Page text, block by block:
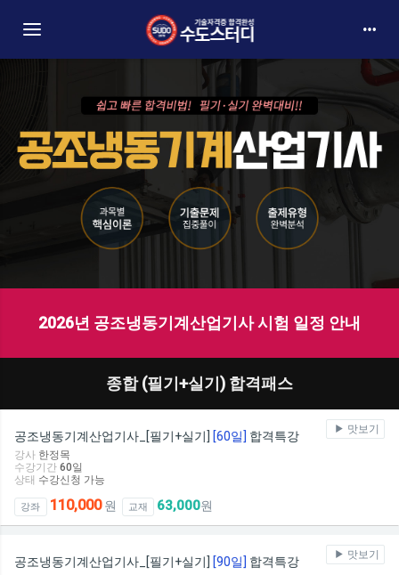
Toggle navigation
2026년 공조냉동기계산업기사 시험 일정 안내
종합 (필기+실기) 합격패스
맛보기
공조냉동기계산업기사_[필기+실기] [60일] 합격특강
강사 한정목
수강기간 60일
상태 수강신청 가능
강좌 110,000원 교재 63,000원
맛보기
공조냉동기계산업기사_[필기+실기] [90일] 합격특강